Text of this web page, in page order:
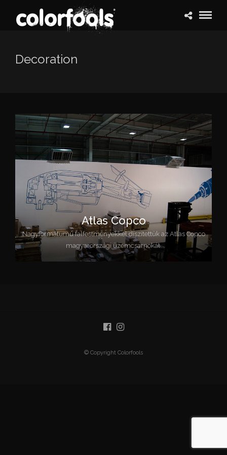
Decoration
Atlas Copco
Nagyformátumú falfestményekkel díszítettük az Atlas Copco
magyarországi üzemcsarnokát.
© Copyright Colorfools